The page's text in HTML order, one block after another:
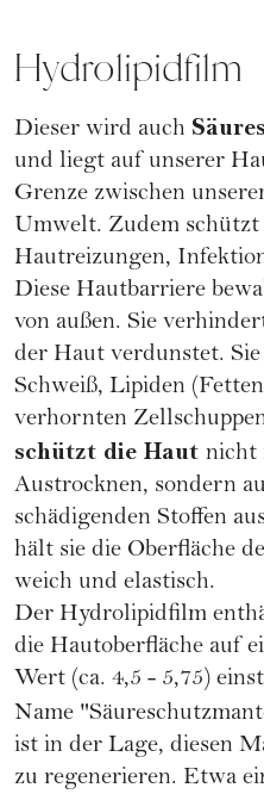
Hydrolipidfilm
Dieser wird auch
und liegt auf unserer
Grenze zwischen
Umwelt. Zudem schützt
Hautreizungen,
Diese Hautbarriere
von außen. Sie
der Haut verdunstet.
Schweiß, Lipiden
verhornten
schützt die Haut nicht
Austrocknen, sondern
schädigenden Stoffen
hält sie die Oberfläche
weich und elastisch.
Der Hydrolipidfilm
die Hautoberfläche auf
Wert (ca. 4,5 - 5,75)
Name
ist in der Lage, diesen
zu regenerieren. Etwa